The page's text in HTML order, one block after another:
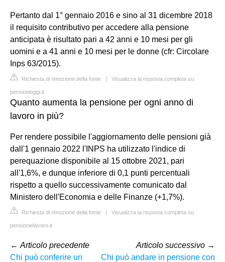
Pertanto dal 1° gennaio 2016 e sino al 31 dicembre 2018
il requisito contributivo per accedere alla pensione
anticipata è risultato pari a 42 anni e 10 mesi per gli
uomini e a 41 anni e 10 mesi per le donne (cfr: Circolare
Inps 63/2015).
Richiesta di rimozione della fonte | Visualizza la risposta completa su
pensionioggi.it
Quanto aumenta la pensione per ogni anno di
lavoro in più?
Per rendere possibile l'aggiornamento delle pensioni già
dall'1 gennaio 2022 l'INPS ha utilizzato l'indice di
perequazione disponibile al 15 ottobre 2021, pari
all'1,6%, e dunque inferiore di 0,1 punti percentuali
rispetto a quello successivamente comunicato dal
Ministero dell'Economia e delle Finanze (+1,7%).
Richiesta di rimozione della fonte | Visualizza la risposta completa su
pensionielavoro.it
← Articolo precedente
Chi può conferire un
Articolo successivo →
Chi può andare in pensione con